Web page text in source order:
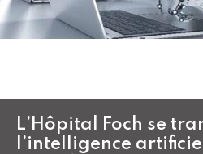
L’Hôpital Foch se
l’intelligence